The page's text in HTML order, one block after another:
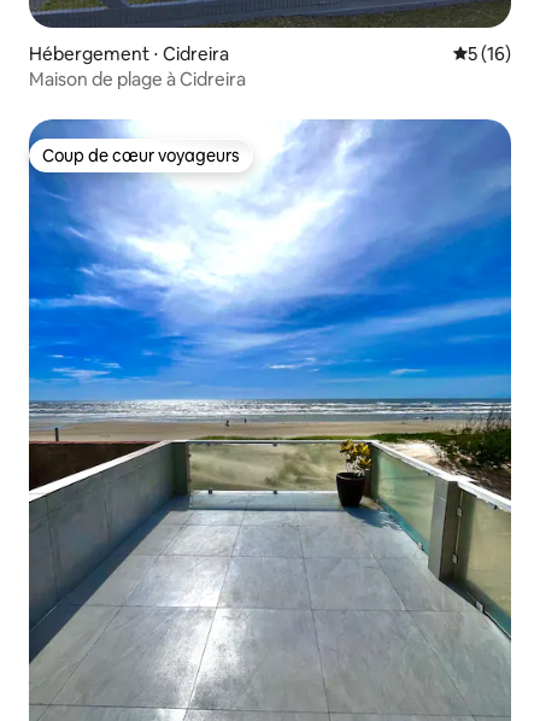
Hébergement ⋅ Cidreira
5 (16)
Maison de plage à Cidreira
Coup de cœur voyageurs
Coup de cœur voyageurs